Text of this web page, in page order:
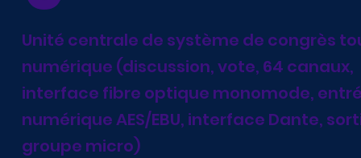
Unité centrale de système de congrès
numérique (discussion, vote, 64 canaux,
interface fibre optique monomode,
numérique AES/EBU, interface Dante,
groupe micro)